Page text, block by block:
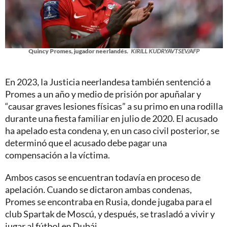
Quincy Promes, jugador neerlandés. KIRILL KUDRYAVTSEV/AFP
En 2023, la Justicia neerlandesa también sentenció a
Promes a un año y medio de prisión por apuñalar y
“causar graves lesiones físicas” a su primo en una rodilla
durante una fiesta familiar en julio de 2020. El acusado
ha apelado esta condena y, en un caso civil posterior, se
determinó que el acusado debe pagar una
compensación a la víctima.
Ambos casos se encuentran todavía en proceso de
apelación. Cuando se dictaron ambas condenas,
Promes se encontraba en Rusia, donde jugaba para el
club Spartak de Moscú, y después, se trasladó a vivir y